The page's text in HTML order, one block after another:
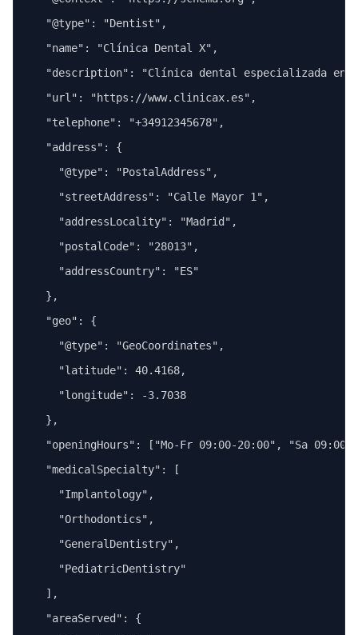
  "@type": "Dentist",
  "name": "Clínica Dental X",
"description": "Clínica dental especializada en
  "url": "https://www.clinicax.es",
  "telephone": "+34912345678",
  "address": {
    "@type": "PostalAddress",
    "streetAddress": "Calle Mayor 1",
    "addressLocality": "Madrid",
    "postalCode": "28013",
    "addressCountry": "ES"
  },
  "geo": {
    "@type": "GeoCoordinates",
    "latitude": 40.4168,
    "longitude": -3.7038
  },
"openingHours": ["Mo-Fr 09:00-20:00", "Sa 09:00-
  "medicalSpecialty": [
    "Implantology",
    "Orthodontics",
    "GeneralDentistry",
    "PediatricDentistry"
  ],
  "areaServed": {